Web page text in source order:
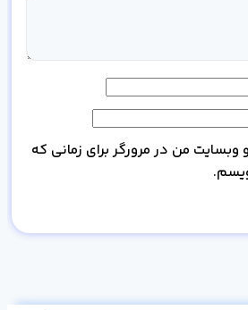
وبسایت من در مرورگر برای زمانی که